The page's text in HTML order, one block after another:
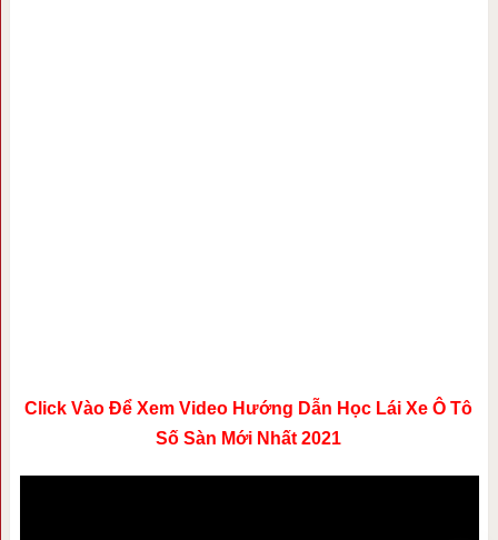
Click Vào Để Xem Video Hướng Dẫn Học Lái Xe Ô Tô
Số Sàn Mới Nhất 2021